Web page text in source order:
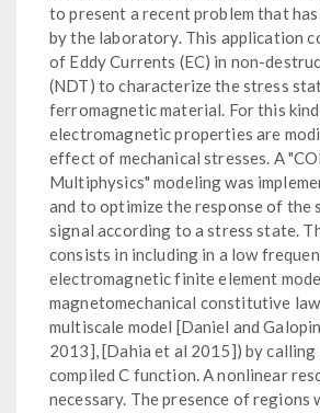
to present a recent problem that has
by the laboratory. This application
of Eddy Currents (EC) in non-
(NDT) to characterize the stress
ferromagnetic material. For this
electromagnetic properties are
effect of mechanical stresses. A
Multiphysics" modeling was
and to optimize the response of the
signal according to a stress state.
consists in including in a low
electromagnetic finite element
magnetomechanical constitutive
multiscale model [Daniel and
2013], [Dahia et al 2015]) by calling
compiled C function. A nonlinear
necessary. The presence of regions